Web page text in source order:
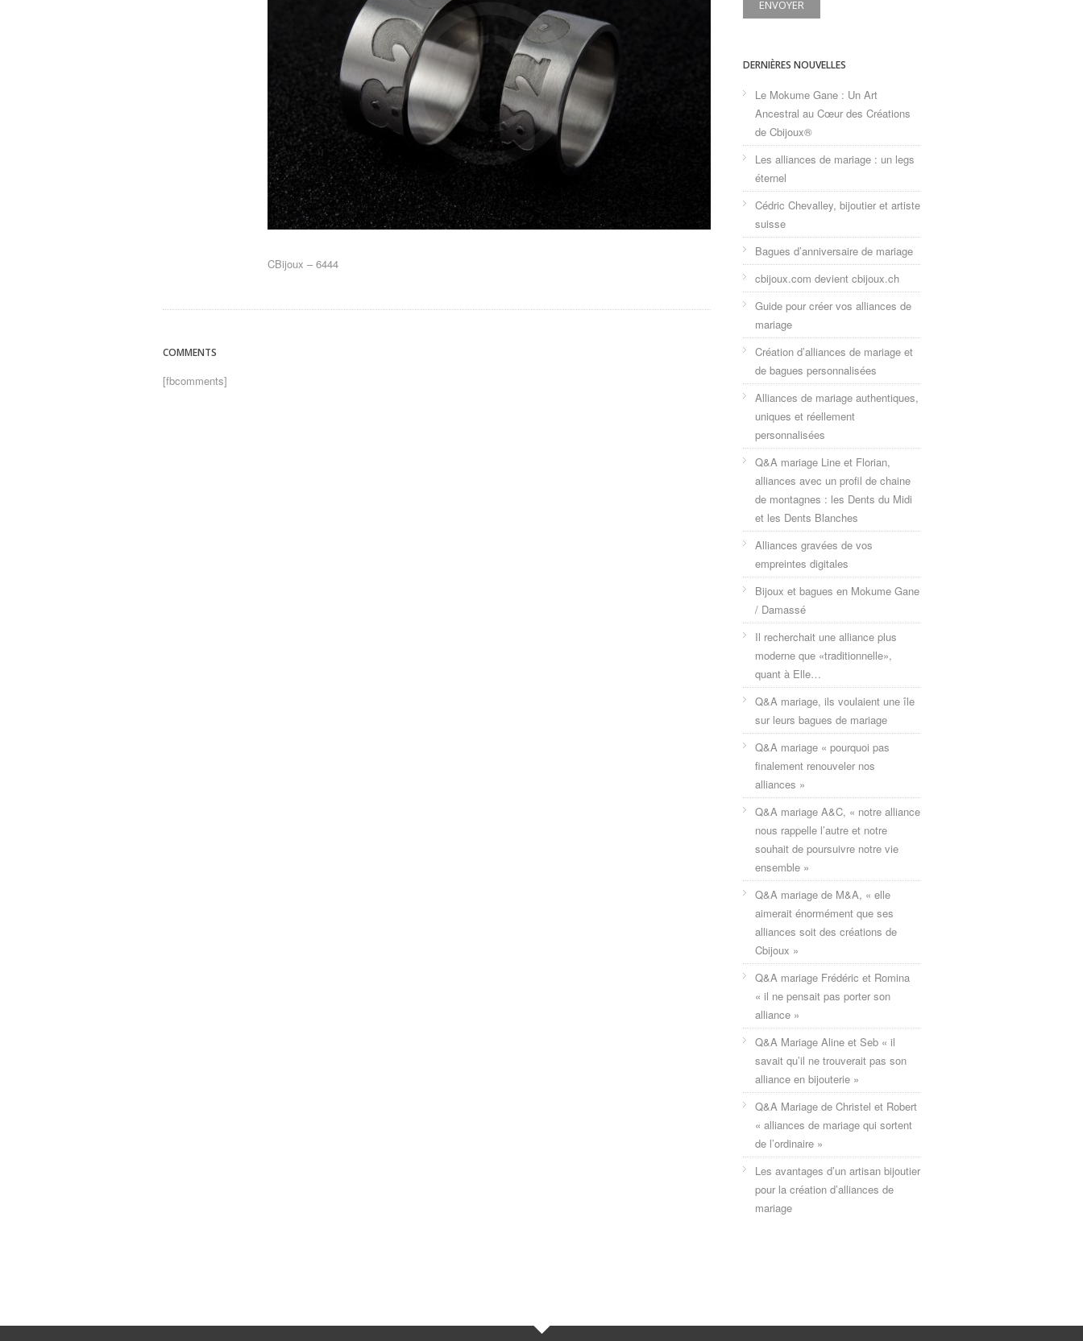
CBijoux – 6444
COMMENTS
[fbcomments]
DERNIÈRES NOUVELLES
Le Mokume Gane : Un Art
Ancestral au Cœur des Créations
de Cbijoux®
Les alliances de mariage : un legs
éternel
Cédric Chevalley, bijoutier et artiste
suisse
Bagues d’anniversaire de mariage
cbijoux.com devient cbijoux.ch
Guide pour créer vos alliances de
mariage
Création d’alliances de mariage et
de bagues personnalisées
Alliances de mariage authentiques,
uniques et réellement
personnalisées
Q&A mariage Line et Florian,
alliances avec un profil de chaine
de montagnes : les Dents du Midi
et les Dents Blanches
Alliances gravées de vos
empreintes digitales
Bijoux et bagues en Mokume Gane
/ Damassé
Il recherchait une alliance plus
moderne que «traditionnelle»,
quant à Elle…
Q&A mariage, ils voulaient une île
sur leurs bagues de mariage
Q&A mariage « pourquoi pas
finalement renouveler nos
alliances »
Q&A mariage A&C, « notre alliance
nous rappelle l’autre et notre
souhait de poursuivre notre vie
ensemble »
Q&A mariage de M&A, « elle
aimerait énormément que ses
alliances soit des créations de
Cbijoux »
Q&A mariage Frédéric et Romina
« il ne pensait pas porter son
alliance »
Q&A Mariage Aline et Seb « il
savait qu’il ne trouverait pas son
alliance en bijouterie »
Q&A Mariage de Christel et Robert
« alliances de mariage qui sortent
de l’ordinaire »
Les avantages d’un artisan bijoutier
pour la création d’alliances de
mariage